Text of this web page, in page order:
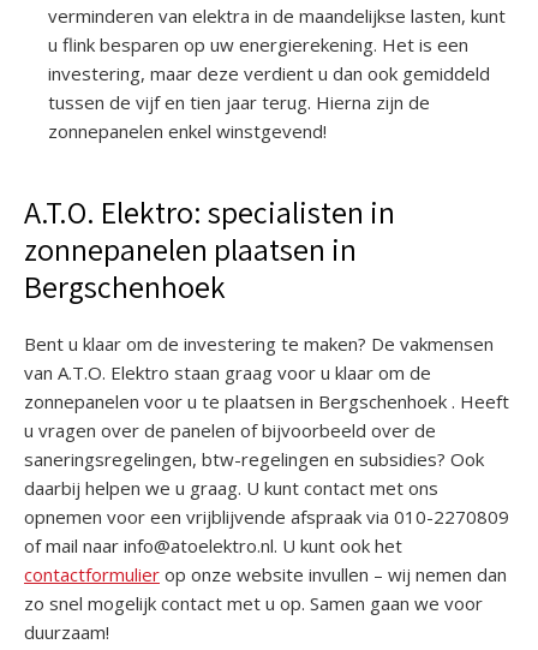
verminderen van elektra in de maandelijkse lasten, kunt
u flink besparen op uw energierekening. Het is een
investering, maar deze verdient u dan ook gemiddeld
tussen de vijf en tien jaar terug. Hierna zijn de
zonnepanelen enkel winstgevend!
A.T.O. Elektro: specialisten in
zonnepanelen plaatsen in
Bergschenhoek
Bent u klaar om de investering te maken? De vakmensen
van A.T.O. Elektro staan graag voor u klaar om de
zonnepanelen voor u te plaatsen in Bergschenhoek . Heeft
u vragen over de panelen of bijvoorbeeld over de
saneringsregelingen, btw-regelingen en subsidies? Ook
daarbij helpen we u graag. U kunt contact met ons
opnemen voor een vrijblijvende afspraak via 010-2270809
of mail naar info@atoelektro.nl. U kunt ook het
contactformulier op onze website invullen – wij nemen dan
zo snel mogelijk contact met u op. Samen gaan we voor
duurzaam!